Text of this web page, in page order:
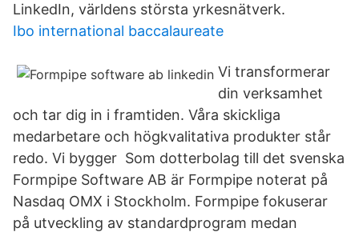
LinkedIn, världens största yrkesnätverk.
Ibo international baccalaureate
Vi transformerar
din verksamhet
och tar dig in i framtiden. Våra skickliga
medarbetare och högkvalitativa produkter står
redo. Vi bygger Som dotterbolag till det svenska
Formpipe Software AB är Formpipe noterat på
Nasdaq OMX i Stockholm. Formpipe fokuserar
på utveckling av standardprogram medan